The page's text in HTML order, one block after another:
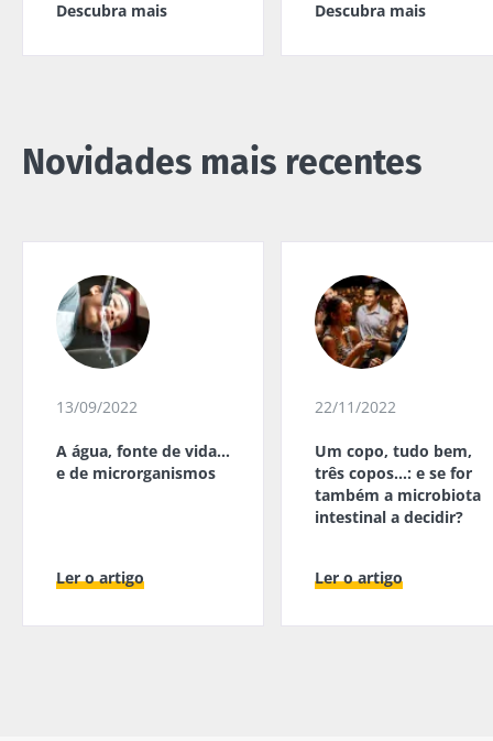
Descubra mais Descubra mais
Novidades mais recentes
13/09/2022
A água, fonte de vida…
e de microrganismos
Ler o artigo
22/11/2022
Um copo, tudo bem,
três copos…: e se for
também a microbiota
intestinal a decidir?
Ler o artigo